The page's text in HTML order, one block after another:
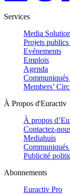
Services
Media
Projets publics
Evénements
Emplois
Agenda
Communiqués
Members’
À Propos d'Euractiv
À propos
Contactez-
Mediahuis
Communiqués
Publicité
Abonnements
Euractiv Pro